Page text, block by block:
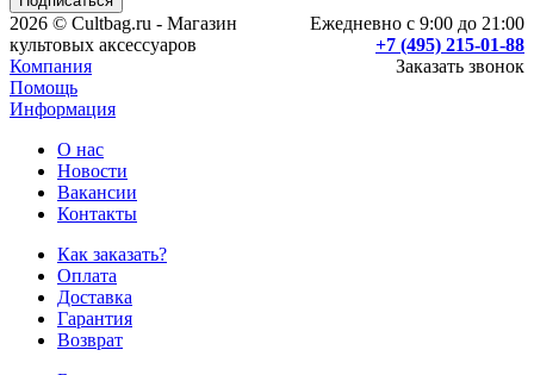
Ежедневно с 9:00 до 21:00
+7 (495) 215-01-88
Заказать звонок
2026 © Cultbag.ru - Магазин
культовых аксессуаров
Компания
Помощь
Информация
О нас
Новости
Вакансии
Контакты
Как заказать?
Оплата
Доставка
Гарантия
Возврат